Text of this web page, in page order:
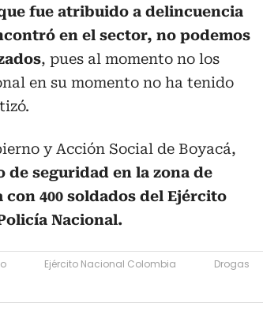
fue atribuido a delincuencia
en el sector, no podemos
, pues al momento no los
en su momento no ha tenido
y Acción Social de Boyacá,
de seguridad en la zona de
400 soldados del Ejército
Nacional.
Ejército Nacional Colombia
Drogas